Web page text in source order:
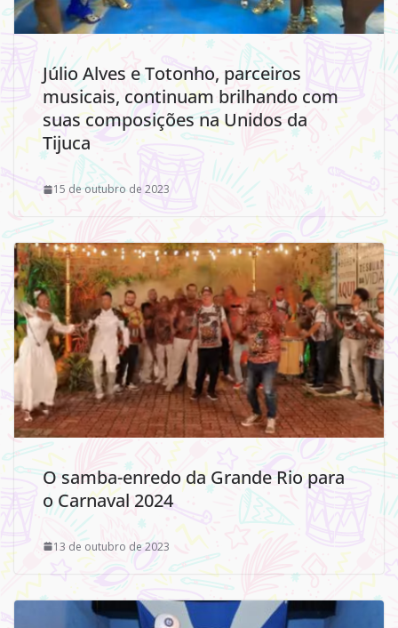
Júlio Alves e Totonho, parceiros
musicais, continuam brilhando com
suas composições na Unidos da
Tijuca
15 de outubro de 2023
O samba-enredo da Grande Rio para
o Carnaval 2024
13 de outubro de 2023